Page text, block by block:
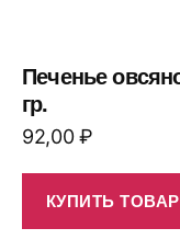
Печенье
гр.
92,00₽
КУПИТЬ ТОВАР